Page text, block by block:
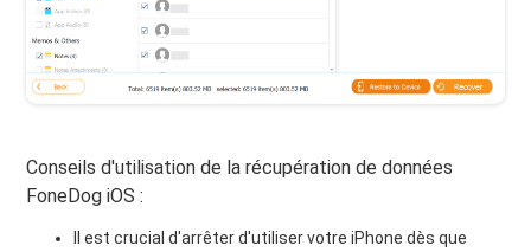
Conseils d'utilisation de la récupération de données
FoneDog iOS :
Il est crucial d'arrêter d'utiliser votre iPhone dès que